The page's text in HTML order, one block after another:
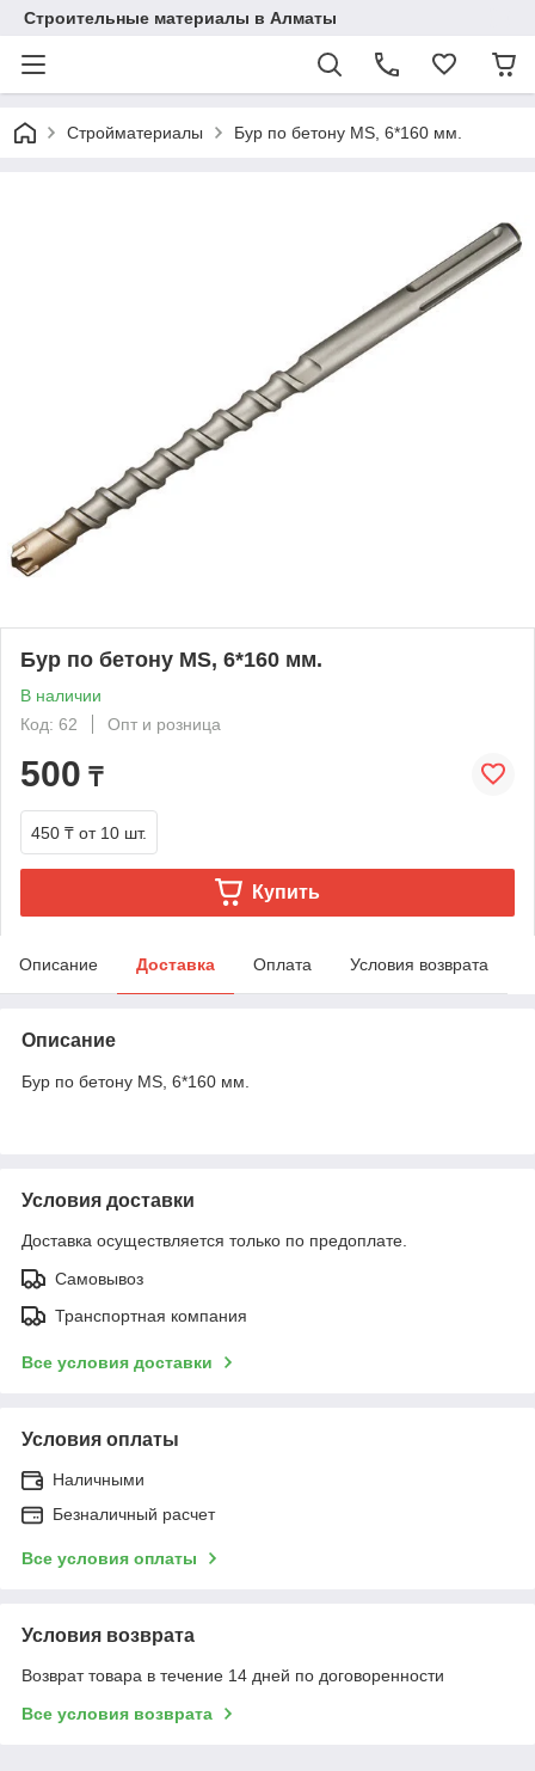
Строительные материалы в Алматы
Стройматериалы Бур по бетону MS, 6*160 мм.
Бур по бетону MS, 6*160 мм.
В наличии
Код: 62
Опт и розница
500 ₸
450 ₸ от 10 шт.
Купить
Описание Доставка Оплата Условия возврата
Описание
Бур по бетону MS, 6*160 мм.
Условия доставки
Доставка осуществляется только по предоплате.
Самовывоз
Транспортная компания
Все условия доставки
Условия оплаты
Наличными
Безналичный расчет
Все условия оплаты
Условия возврата
Возврат товара в течение 14 дней по договоренности
Все условия возврата